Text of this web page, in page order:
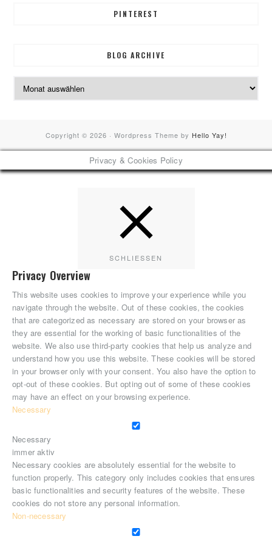
PINTEREST
BLOG ARCHIVE
Blog
Archive
Copyright © 2026 · Wordpress Theme by Hello Yay!
Privacy & Cookies Policy
SCHLIESSEN
Privacy Overview
This website uses cookies to improve your experience while you
navigate through the website. Out of these cookies, the cookies
that are categorized as necessary are stored on your browser as
they are essential for the working of basic functionalities of the
website. We also use third-party cookies that help us analyze and
understand how you use this website. These cookies will be stored
in your browser only with your consent. You also have the option to
opt-out of these cookies. But opting out of some of these cookies
may have an effect on your browsing experience.
Necessary
Necessary
immer aktiv
Necessary cookies are absolutely essential for the website to
function properly. This category only includes cookies that ensures
basic functionalities and security features of the website. These
cookies do not store any personal information.
Non-necessary